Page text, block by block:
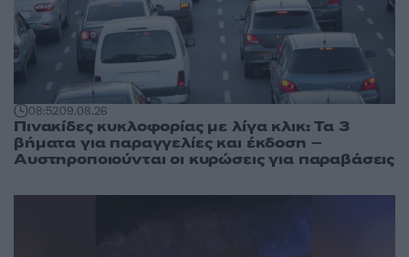
08:5209.08.26
Πινακίδες κυκλοφορίας με λίγα κλικ: Τα 3
βήματα για παραγγελίες και έκδοση –
Αυστηροποιούνται οι κυρώσεις για παραβάσεις